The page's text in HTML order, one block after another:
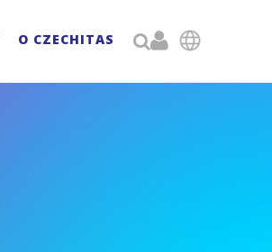
O CZECHITAS 